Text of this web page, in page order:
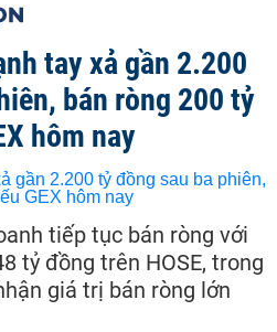
tay xả gần 2.200
bán ròng 200 tỷ
hôm nay
tiếp tục bán ròng với
tỷ đồng trên HOSE, trong
giá trị bán ròng lớn